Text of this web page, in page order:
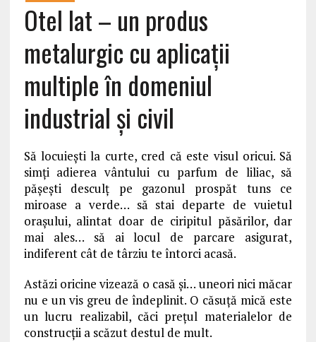
Otel lat – un produs
metalurgic cu aplicații
multiple în domeniul
industrial și civil
Să locuiești la curte, cred că este visul oricui. Să
simți adierea vântului cu parfum de liliac, să
pășești desculț pe gazonul prospăt tuns ce
miroase a verde… să stai departe de vuietul
orașului, alintat doar de ciripitul păsărilor, dar
mai ales… să ai locul de parcare asigurat,
indiferent cât de târziu te întorci acasă.
Astăzi oricine vizează o casă și… uneori nici măcar
nu e un vis greu de îndeplinit. O căsuță mică este
un lucru realizabil, căci prețul materialelor de
construcții a scăzut destul de mult.